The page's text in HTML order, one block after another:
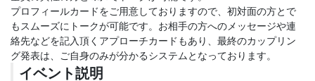
プロフィールカードをご用意しておりますので、初対面の方とで
もスムーズにトークが可能です。お相手の方へのメッセージや連
絡先などを記入頂くアプローチカードもあり、最終のカップリン
グ発表は、ご自身のみが分かるシステムとなっております。
イベント説明